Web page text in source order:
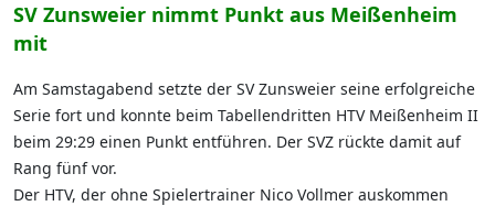
SV Zunsweier nimmt Punkt aus Meißenheim
mit
Am Samstagabend setzte der SV Zunsweier seine erfolgreiche
Serie fort und konnte beim Tabellendritten HTV Meißenheim II
beim 29:29 einen Punkt entführen. Der SVZ rückte damit auf
Rang fünf vor.
Der HTV, der ohne Spielertrainer Nico Vollmer auskommen